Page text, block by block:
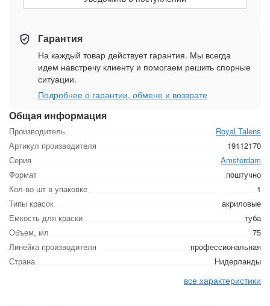
Общая информация
Производитель
Royal Talens
Артикул производителя
19112170
Серия
Amsterdam
Формат
поштучно
Кол-во шт в упаковке
1
Типы красок
акриловые
Емкость для краски
туба
Объем, мл
75
Линейка производителя
профессиональная
Страна
Нидерланды
все характеристики
Гарантия
На каждый товар действует гарантия. Мы всегда
идем навстречу клиенту и помогаем решить спорные
ситуации.
Подробнее о гарантии, обмене и возврате